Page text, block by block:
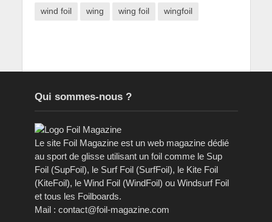
wind foil wing wing foil wingfoil
Qui sommes-nous ?
Le site Foil Magazine est un web magazine dédié
au sport de glisse utilisant un foil comme le Sup
Foil (SupFoil), le Surf Foil (SurfFoil), le Kite Foil
(KiteFoil), le Wind Foil (WindFoil) ou Windsurf Foil
et tous les Foilboards.
Mail : contact@foil-magazine.com